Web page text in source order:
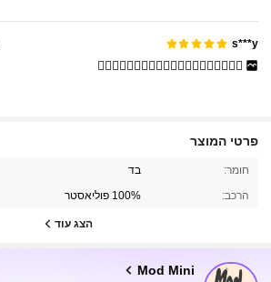
s***y
👍🏻👍🏻👍🏻👍🏻👍🏻👍🏻👍🏻👍🏻👍🏻👍🏻
פרטי המוצר
חומר: בד
הרכב: 100% פוליאסטר
הצג עוד
Mod Mini
4.95
15K עוקבים